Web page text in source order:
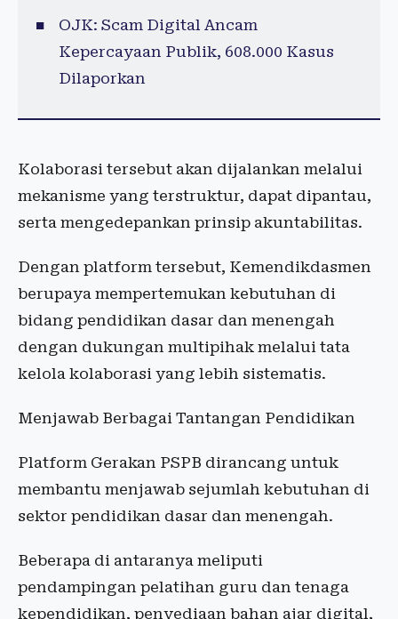
OJK: Scam Digital Ancam
Kepercayaan Publik, 608.000 Kasus
Dilaporkan
Kolaborasi tersebut akan dijalankan melalui
mekanisme yang terstruktur, dapat dipantau,
serta mengedepankan prinsip akuntabilitas.
Dengan platform tersebut, Kemendikdasmen
berupaya mempertemukan kebutuhan di
bidang pendidikan dasar dan menengah
dengan dukungan multipihak melalui tata
kelola kolaborasi yang lebih sistematis.
Menjawab Berbagai Tantangan Pendidikan
Platform Gerakan PSPB dirancang untuk
membantu menjawab sejumlah kebutuhan di
sektor pendidikan dasar dan menengah.
Beberapa di antaranya meliputi
pendampingan pelatihan guru dan tenaga
kependidikan, penyediaan bahan ajar digital,